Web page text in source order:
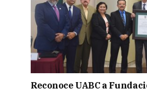
Reconoce UABC a